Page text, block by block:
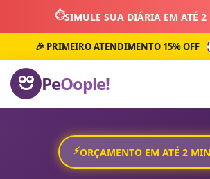
⏱️SIMULE SUA DIÁRIA EM ATÉ
🎉 PRIMEIRO ATENDIMENTO 15% OFF
PeOople!
⚡ORÇAMENTO EM ATÉ 2